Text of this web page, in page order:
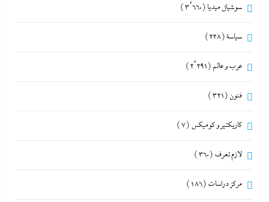
سوشيال ميديا (3٬660)
سياسة(228)
عرب و عالم (2٬291)
فنون (321)
كاريكتير و كوميكس (7)
لازم تعرف (360)
مركز دراسات (186)